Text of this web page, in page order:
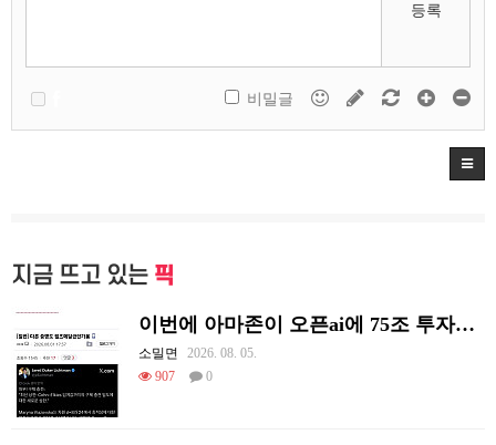
등록
비밀글
지금 뜨고 있는 픽
이번에 아마존이 오픈ai에 75조 투자한 이유
소밀면
2026. 08. 05.
907
0